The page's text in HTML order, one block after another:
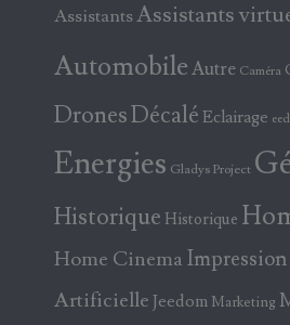
AssistantsAssistants
AutomobileAutre Caméra
DronesDécalé Eclairage
Energies Gladys Project
Historique Historique
Home Cinema Impression
Artificielle Jeedom Marketing